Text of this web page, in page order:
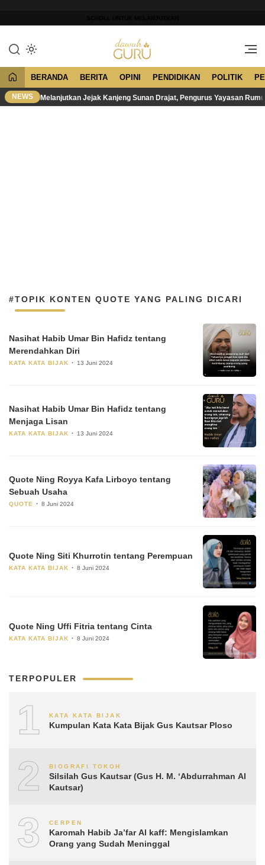
konten
Dawuh Guru
Merawat Tradisi, Membangun
BERANDA BERITA OPINI PENDIDIKAN POLITIK
NEWS Melanjutkan Jejak Kanjeng Sunan Drajat, Pengurus Yayasan
#TOPIK KONTEN QUOTE YANG PALING DICARI
Nasihat Habib Umar Bin Hafidz tentang
Merendahkan Diri
KATA KATA BIJAK 13 Juni 2024
Nasihat Habib Umar Bin Hafidz tentang
Menjaga Lisan
KATA KATA BIJAK 13 Juni 2024
Quote Ning Royya Kafa Lirboyo tentang
Sebuah Usaha
QUOTE 8 Juni 2024
Quote Ning Siti Khurrotin tentang Perempuan
KATA KATA BIJAK 8 Juni 2024
Quote Ning Uffi Fitria tentang Cinta
KATA KATA BIJAK 8 Juni 2024
TERPOPULER
1 KATA KATA BIJAK
Kumpulan Kata Kata Bijak Gus Kautsar Ploso
2 BIOGRAFI TOKOH
Silsilah Gus Kautsar (Gus H. M. ‘Abdurrahman Al
Kautsar)
3 CERPEN
Karomah Habib Ja’far Al kaff: Mengislamkan
Orang yang Sudah Meninggal